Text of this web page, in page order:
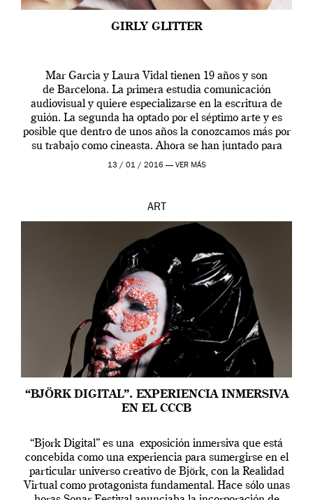
GIRLY GLITTER
Mar Garcia y Laura Vidal tienen 19 años y son
de Barcelona. La primera estudia comunicación
audiovisual y quiere especializarse en la escritura de
guión. La segunda ha optado por el séptimo arte y es
posible que dentro de unos años la conozcamos más por
su trabajo como cineasta. Ahora se han juntado para
contarnos una […]
13 / 01 / 2016 — VER MÁS
ART
“BJÖRK DIGITAL”. EXPERIENCIA INMERSIVA
EN EL CCCB
“Bjork Digital” es una exposición inmersiva que está
concebida como una experiencia para sumergirse en el
particular universo creativo de Björk, con la Realidad
Virtual como protagonista fundamental. Hace sólo unas